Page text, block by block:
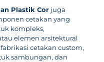
Plastik Cor juga
cetakan yang
kompleks,
elemen arsitektural
cetakan custom,
sambungan, dan